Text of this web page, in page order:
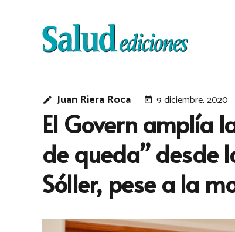
edit Juan Riera Roca today 9 diciembre, 2020
El Govern amplía
de queda” desde
Sóller, pese a la